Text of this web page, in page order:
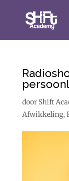
door Shift
Afwikkeling,